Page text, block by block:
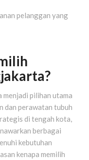
pelanggan yang
pilihan utama
dan perawatan tubuh
di tengah kota,
berbagai
kebutuhan
kenapa memilih